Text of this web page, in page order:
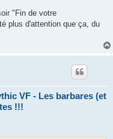
"Fin de votre
plus d'attention que ça, du
VF - Les barbares (et
!!!